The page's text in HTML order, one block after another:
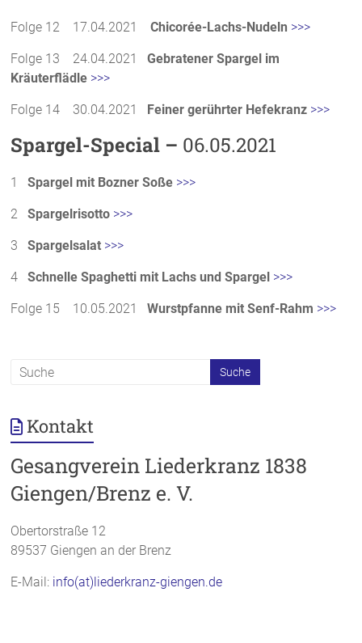
Folge 12 17.04.2021Chicorée-Lachs-Nudeln >>>
Folge 13 24.04.2021Gebratener Spargel im
Kräuterflädle >>>
Folge 14 30.04.2021 Feiner gerührter Hefekranz >>>
Spargel-Special – 06.05.2021
1Spargel mit Bozner Soße >>>
2Spargelrisotto >>>
3Spargelsalat >>>
4Schnelle Spaghetti mit Lachs und Spargel >>>
Folge 15 10.05.2021Wurstpfanne mit Senf-Rahm >>>
Kontakt
Gesangverein Liederkranz 1838
Giengen/Brenz e. V.
Obertorstraße 12
89537 Giengen an der Brenz
E-Mail: info(at)liederkranz-giengen.de